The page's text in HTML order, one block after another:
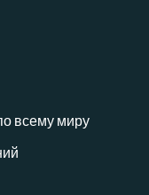
всему миру